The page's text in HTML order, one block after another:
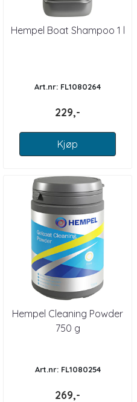
Hempel Boat Shampoo 1 l
Art.nr: FL1080264
229,-
Kjøp
Hempel Cleaning Powder
750 g
Art.nr: FL1080254
269,-